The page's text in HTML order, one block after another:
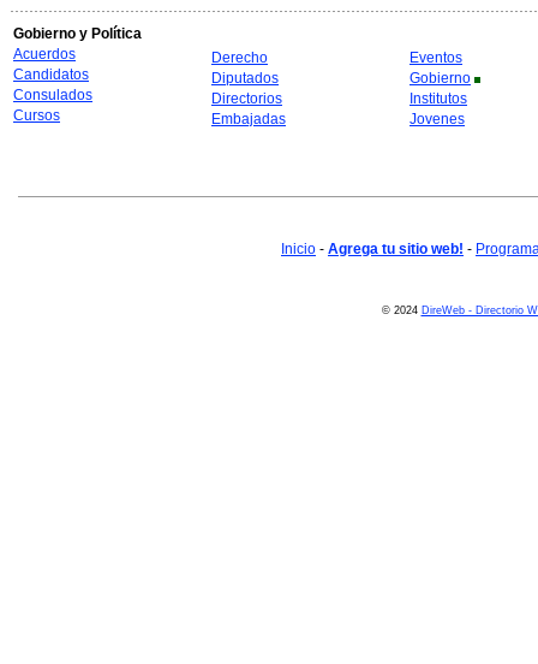
Gobierno y Política
Acuerdos
Candidatos
Consulados
Cursos
Derecho
Diputados
Directorios
Embajadas
Eventos
Gobierno
Institutos
Jovenes
Inicio - Agrega tu sitio web! -
© 2024 DireWeb - Directorio